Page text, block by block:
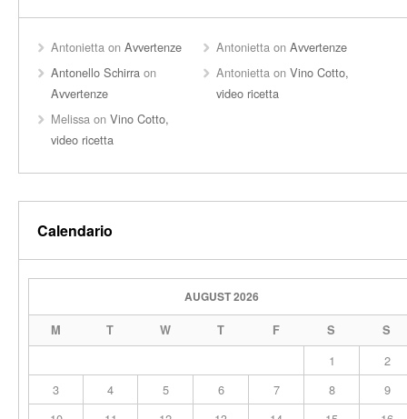
Antonietta on Avvertenze Antonietta onAvvertenze
Antonello Schirra on
Avvertenze
Antonietta onVino Cotto,
video ricetta
Melissa on Vino Cotto,
video ricetta
Calendario
AUGUST 2026
M T W T F S S
1
2
3
4 5 6 7 8
9